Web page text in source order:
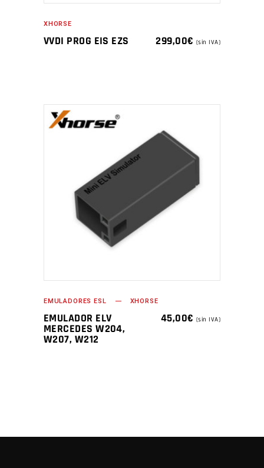
XHORSE
VVDI PROG EIS EZS 299,00€ (sin IVA)
EMULADORES ESL XHORSE
EMULADOR ELV
MERCEDES W204,
W207, W212
45,00€ (sin IVA)